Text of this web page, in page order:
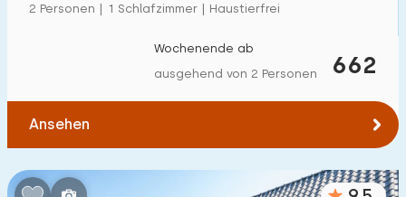
2 Personen | 1 Schlafzimmer | Haustierfrei
662
Wochenende ab
ausgehend von 2 Personen
Ansehen